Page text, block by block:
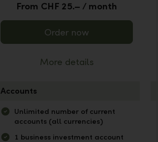
From CHF 25.– / month
Order now
More details
Accounts
Unlimited number of current
accounts (all currencies)
1 business investment account